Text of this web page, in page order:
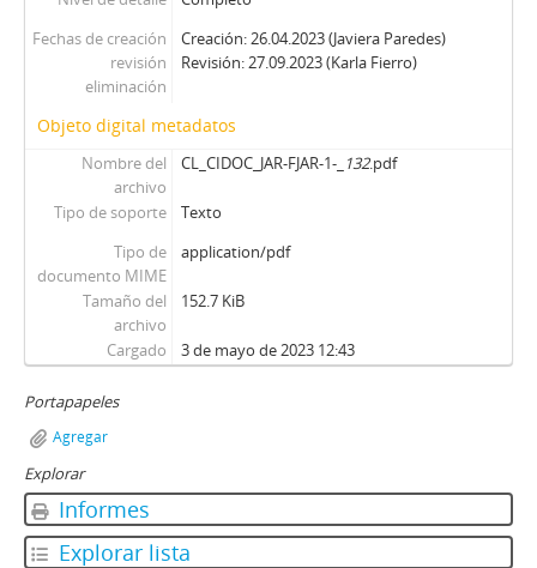
Fechas de creación
revisión
eliminación
Creación: 26.04.2023 (Javiera Paredes)
Revisión: 27.09.2023 (Karla Fierro)
Objeto digital metadatos
Nombre del
archivo
CL_CIDOC_JAR-FJAR-1-_ 132.pdf
Tipo de soporte
Texto
Tipo de
documento MIME
application/pdf
Tamaño del
archivo
152.7 KiB
Cargado 3 de mayo de 2023 12:43
Portapapeles
Agregar
Explorar
Informes
Explorar lista